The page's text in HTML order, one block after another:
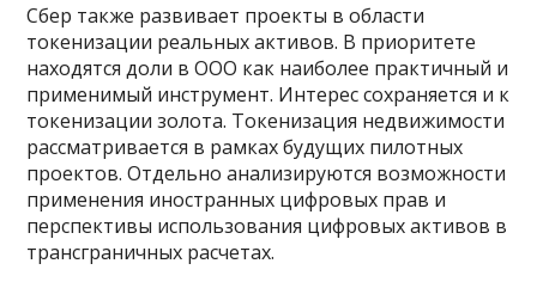
Сбер также развивает проекты в области
токенизации реальных активов. В приоритете
находятся доли в ООО как наиболее практичный и
применимый инструмент. Интерес сохраняется и к
токенизации золота. Токенизация недвижимости
рассматривается в рамках будущих пилотных
проектов. Отдельно анализируются возможности
применения иностранных цифровых прав и
перспективы использования цифровых активов в
трансграничных расчетах.